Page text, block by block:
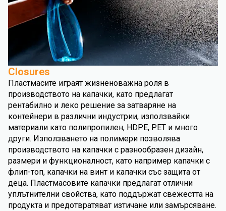
Closures
Пластмасите играят жизненоважна роля в
производството на капачки, като предлагат
рентабилно и леко решение за затваряне на
контейнери в различни индустрии, използвайки
материали като полипропилен, HDPE, PET и много
други. Използването на полимери позволява
производството на капачки с разнообразен дизайн,
размери и функционалност, като например капачки с
флип-топ, капачки на винт и капачки със защита от
деца. Пластмасовите капачки предлагат отлични
уплътнителни свойства, като поддържат свежестта на
продукта и предотвратяват изтичане или замърсяване.